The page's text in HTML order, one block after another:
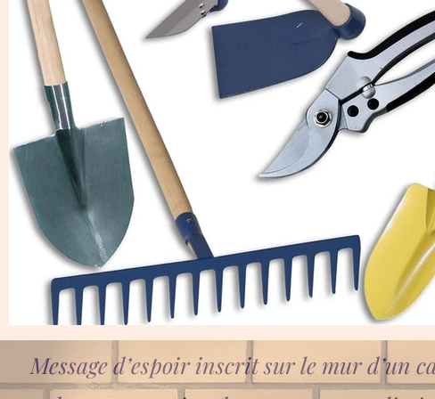
Message d’espoir inscrit sur le mur d’un